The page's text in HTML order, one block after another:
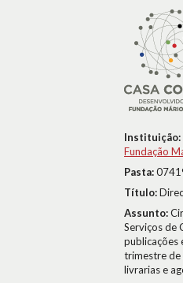
Instituição:
Fundação
Pasta:
Título:
Assunto:
Serviços de
publicações
trimestre de
livrarias e